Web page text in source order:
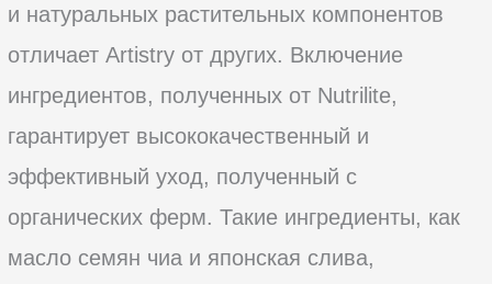
и натуральных растительных компонентов
отличает Artistry от других. Включение
ингредиентов, полученных от Nutrilite,
гарантирует высококачественный и
эффективный уход, полученный с
органических ферм. Такие ингредиенты, как
масло семян чиа и японская слива,